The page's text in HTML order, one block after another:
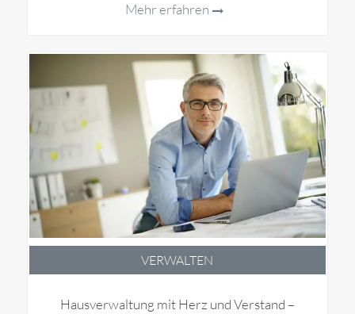
Mehr erfahren
VERWALTEN
Hausverwaltung mit Herz und Verstand –